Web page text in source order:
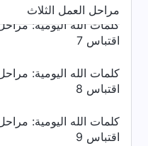
مراحل العمل الثلاث
مراحل العمل الثلاث
كلمات الله اليومية:
اقتباس 7
كلمات الله اليومية:
اقتباس 8
كلمات الله اليومية:
اقتباس 9